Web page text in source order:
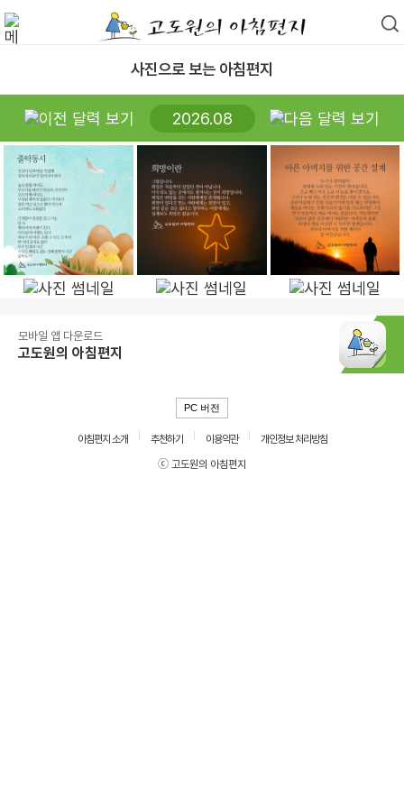
사진으로 보는 아침편지
2026.08
모바일 앱 다운로드
고도원의 아침편지
PC 버전
아침편지 소개 추천하기 이용약관
개인정보 처리방침
ⓒ 고도원의 아침편지